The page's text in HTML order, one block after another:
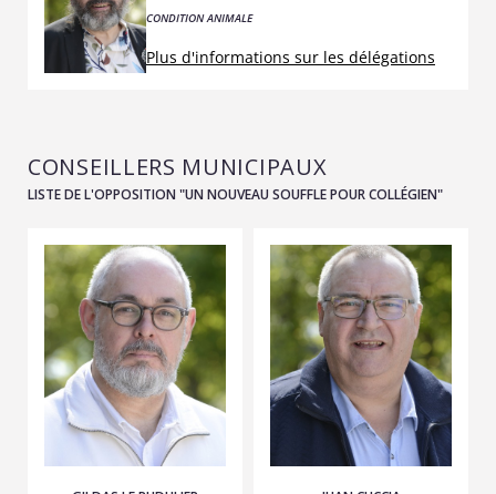
CONDITION ANIMALE
Plus d'informations sur les délégations
CONSEILLERS MUNICIPAUX
LISTE DE L'OPPOSITION "UN NOUVEAU SOUFFLE POUR COLLÉGIEN"